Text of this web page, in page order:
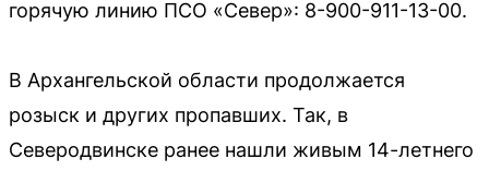
горячую линию ПСО «Север»: 8-900-911-13-00.
В Архангельской области продолжается
розыск и других пропавших. Так, в
Северодвинске ранее нашли живым 14-летнего